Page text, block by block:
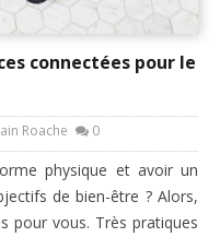
connectées pour le
Roache 0
physique et avoir un
de bien-être ? Alors,
pour vous. Très pratiques